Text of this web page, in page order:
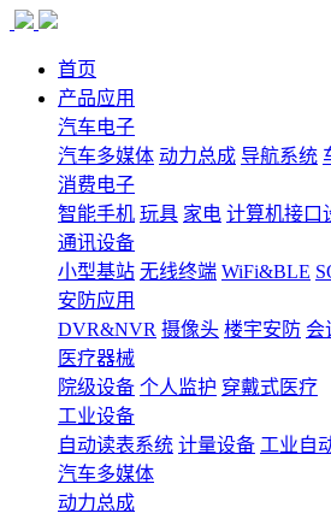
首页
产品应用
汽车电子
汽车多媒体 动力总成 导航系统
消费电子
智能手机 玩具 家电 计算机接口
通讯设备
小型基站 无线终端 WiFi&BLE
安防应用
DVR&NVR 摄像头 楼宇安防 会
医疗器械
院级设备 个人监护 穿戴式医疗
工业设备
自动读表系统 计量设备 工业自
汽车多媒体
动力总成